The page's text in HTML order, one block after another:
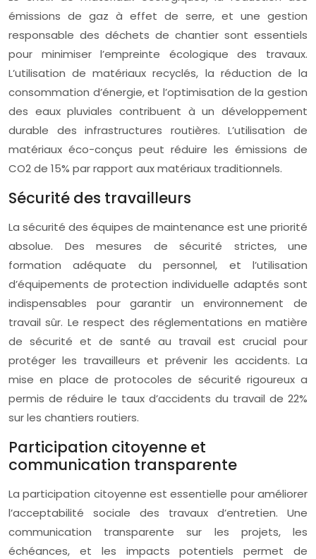
émissions de gaz à effet de serre, et une gestion
responsable des déchets de chantier sont essentiels
pour minimiser l’empreinte écologique des travaux.
L’utilisation de matériaux recyclés, la réduction de la
consommation d’énergie, et l’optimisation de la gestion
des eaux pluviales contribuent à un développement
durable des infrastructures routières. L’utilisation de
matériaux éco-conçus peut réduire les émissions de
CO2 de 15% par rapport aux matériaux traditionnels.
Sécurité des travailleurs
La sécurité des équipes de maintenance est une priorité
absolue. Des mesures de sécurité strictes, une
formation adéquate du personnel, et l’utilisation
d’équipements de protection individuelle adaptés sont
indispensables pour garantir un environnement de
travail sûr. Le respect des réglementations en matière
de sécurité et de santé au travail est crucial pour
protéger les travailleurs et prévenir les accidents. La
mise en place de protocoles de sécurité rigoureux a
permis de réduire le taux d’accidents du travail de 22%
sur les chantiers routiers.
Participation citoyenne et
communication transparente
La participation citoyenne est essentielle pour améliorer
l’acceptabilité sociale des travaux d’entretien. Une
communication transparente sur les projets, les
échéances, et les impacts potentiels permet de